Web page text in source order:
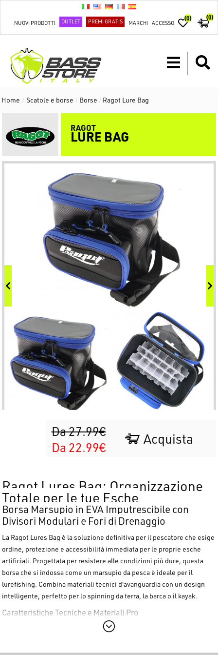
NUOVI PRODOTTI OUTLET PREMI GRATIS MARCHI ACCESSO
(0) (0)
Home / Scatole e borse / Borse / Ragot Lure Bag
RAGOT
LURE BAG
Da 27.99€
Da 22.99€
Acquista
Ragot Lures Bag: Organizzazione
Totale per le tue Esche
Borsa Marsupio in EVA Imputrescibile con
Divisori Modulari e Fori di Drenaggio
La Ragot Lures Bag è la soluzione definitiva per il pescatore che esige
ordine, protezione e accessibilità immediata per le proprie esche
artificiali. Progettata per resistere alle condizioni più dure, questa
borsa chesi indossa come un marsupio da pesca è ideale per il
lurefishing. Combina materiali tecnici d'avanguardia con un design
intelligente, perfetto per lo spinning da terra, la barca o il kayak.
Caratteristiche Tecniche e Materiali Pro
La Ragot Lures Bag è un ibrido tra borsa e marsupio, un sistema di
pesca a spinning in mare.